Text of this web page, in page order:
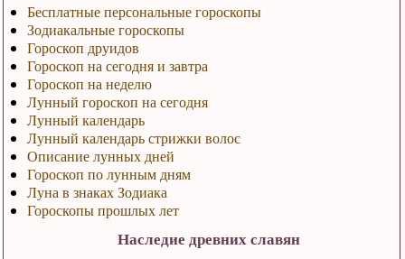
Бесплатные персональные гороскопы
Зодиакальные гороскопы
Гороскоп друидов
Гороскоп на сегодня и завтра
Гороскоп на неделю
Лунный гороскоп на сегодня
Лунный календарь
Лунный календарь стрижки волос
Описание лунных дней
Гороскоп по лунным дням
Луна в знаках Зодиака
Гороскопы прошлых лет
Наследие древних славян